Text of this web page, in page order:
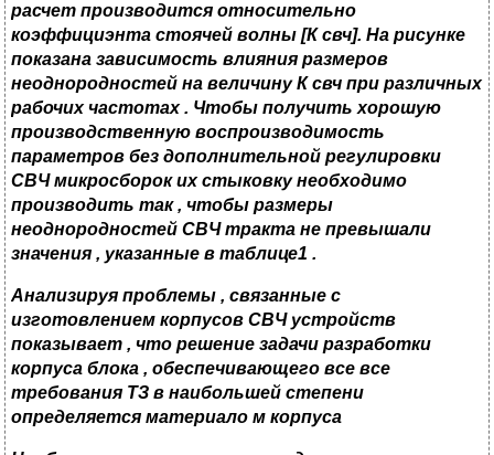
расчет производится относительно
коэффициэнта стоячей волны [К свч]. На рисунке
показана зависимость влияния размеров
неоднородностей на величину К свч при различных
рабочих частотах . Чтобы получить хорошую
производственную воспроизводимость
параметров без дополнительной регулировки
СВЧ микросборок их стыковку необходимо
производить так , чтобы размеры
неоднородностей СВЧ тракта не превышали
значения , указанные в таблице1 .
Анализируя проблемы , связанные с
изготовлением корпусов СВЧ устройств
показывает , что решение задачи разработки
корпуса блока , обеспечивающего все все
требования ТЗ в наибольшей степени
определяется материало м корпуса